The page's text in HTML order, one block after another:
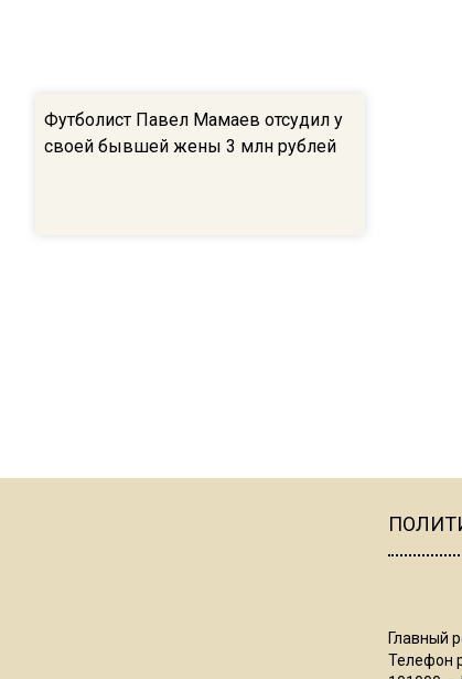
Футболист Павел Мамаев отсудил у
своей бывшей жены 3 млн рублей
Главный
Телефон